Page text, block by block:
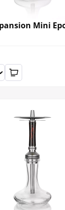
Mini